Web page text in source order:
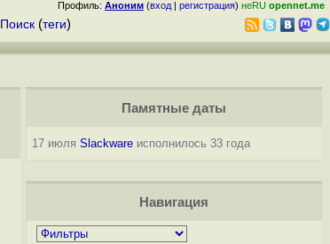
Профиль: Аноним (вход | регистрация) неRU opennet.me
Поиск (теги)
Памятные даты
17 июля Slackwareисполнилось 33 года
Навигация